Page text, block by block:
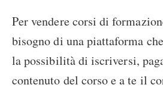
Per vendere corsi di
bisogno di una piattaforma
la possibilità di iscriversi,
contenuto del corso e a te il